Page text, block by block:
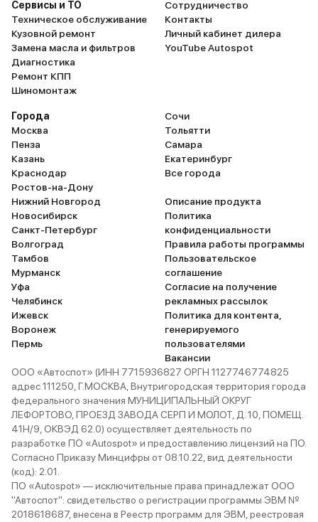
Сервисы и ТО
Техническое обслуживание
Кузовной ремонт
Замена масла и фильтров
Диагностика
Ремонт КПП
Шиномонтаж
Сотрудничество
Контакты
Личный кабинет дилера
YouTube Autospot
Города
Москва
Пенза
Казань
Краснодар
Ростов-на-Дону
Нижний Новгород
Новосибирск
Санкт-Петербург
Волгоград
Тамбов
Мурманск
Уфа
Челябинск
Ижевск
Воронеж
Пермь
Сочи
Тольятти
Самара
Екатеринбург
Все города
Описание продукта
Политика
конфиденциальности
Правила работы программы
Пользовательское
соглашение
Согласие на получение
рекламных рассылок
Политика для контента,
генерируемого
пользователями
Вакансии
ООО «Автоспот» (ИНН 7715936827 ОРГН 1127746774825
адрес 111250, Г.МОСКВА, Внутригородская территория города
федерального значения МУНИЦИПАЛЬНЫЙ ОКРУГ
ЛЕФОРТОВО, ПРОЕЗД ЗАВОДА СЕРП И МОЛОТ, Д. 10, ПОМЕЩ.
41Н/9, ОКВЭД 62.0) осуществляет деятельность по
разработке ПО «Autospot» и предоставлению лицензий на ПО.
Согласно Приказу Минцифры от 08.10.22, вид деятельности
(код): 2.01.
ПО «Autospot» — исключительные права принадлежат ООО
"Автоспот": свидетельство о регистрации программы ЭВМ №
2018618687, внесена в Реестр программ для ЭВМ, реестровая